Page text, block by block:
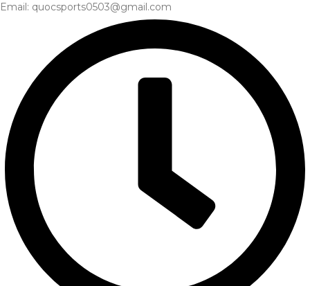
Email: quocsports0503@gmail.com